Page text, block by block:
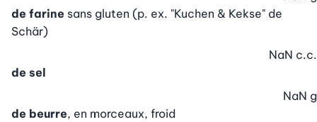
de farine sans gluten (p. ex. "Kuchen & Kekse" de
Schär)
de sel
NaN c.c.
de beurre, en morceaux, froid
NaN g